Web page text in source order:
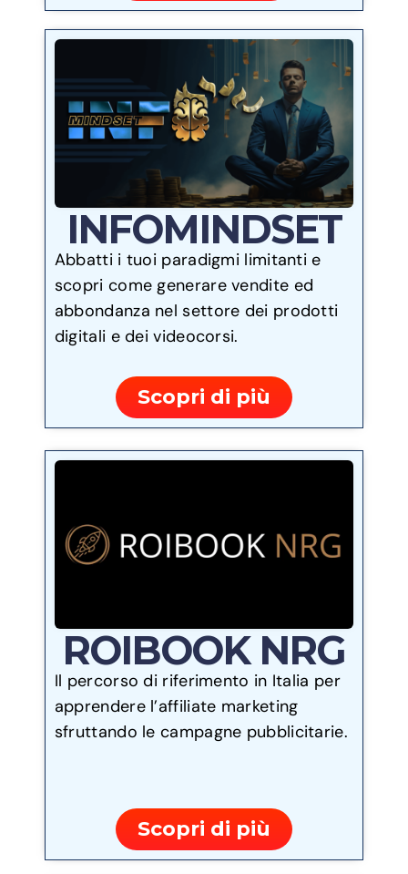
INFOMINDSET
Abbatti i tuoi paradigmi limitanti e
scopri come generare vendite ed
abbondanza nel settore dei prodotti
digitali e dei videocorsi.
Scopri di più
ROIBOOK NRG
Il percorso di riferimento in Italia per
apprendere l’affiliate marketing
sfruttando le campagne pubblicitarie.
Scopri di più